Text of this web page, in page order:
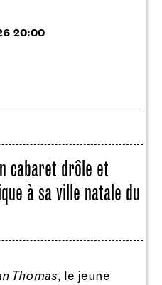
20:00
cabaret drôle et
à sa ville natale du
Thomas, le jeune